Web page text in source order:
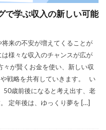
で学ぶ収入の新しい可能
来の不安が増えてくることが
様々な収入のチャンスが広が
が賢くお金を使い、新しい収
戦略を共有していきます。 い
50歳前後になると考え出す、老
定年後は、ゆっくり夢を […]